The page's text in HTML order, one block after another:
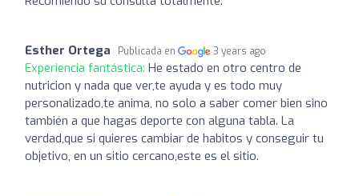
Esther Ortega Publicada en 3 years ago
Experiencia fantástica: He estado en otro centro de
nutricion y nada que ver,te ayuda y es todo muy
personalizado,te anima, no solo a saber comer bien sino
también a que hagas deporte con alguna tabla. La
verdad,que si quieres cambiar de habitos y conseguir tu
objetivo, en un sitio cercano,este es el sitio.